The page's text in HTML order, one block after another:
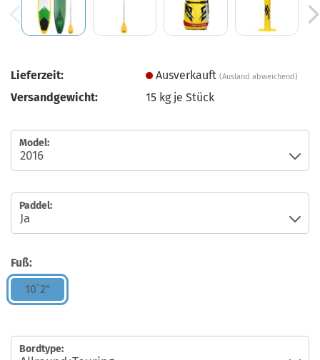
Lieferzeit: Ausverkauft(Ausland abweichend)
Versandgewicht: 15 kg je Stück
Model:
Paddel:
Fuß:
10`2"
Bordtype: